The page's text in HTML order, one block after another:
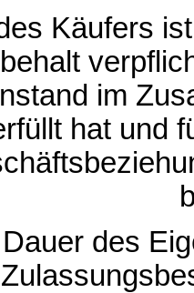
Käufers
im
hat und
des